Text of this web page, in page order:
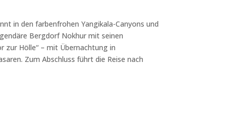
in den farbenfrohen Yangikala-Canyons und
Bergdorf Nokhur mit seinen
zur Hölle“ – mit Übernachtung in
Zum Abschluss führt die Reise nach